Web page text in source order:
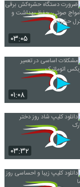
۰۳:۰۵
۰۱:۰۸
۰۳:۳۲